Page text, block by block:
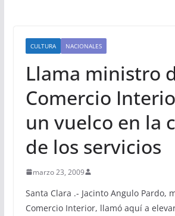
CULTURA NACIONALES
Llama ministro
Comercio
un vuelco en la
de los servicios
marzo 23, 2009
Santa Clara .- Jacinto Angulo Pardo,
Comercio Interior, llamó aquí a